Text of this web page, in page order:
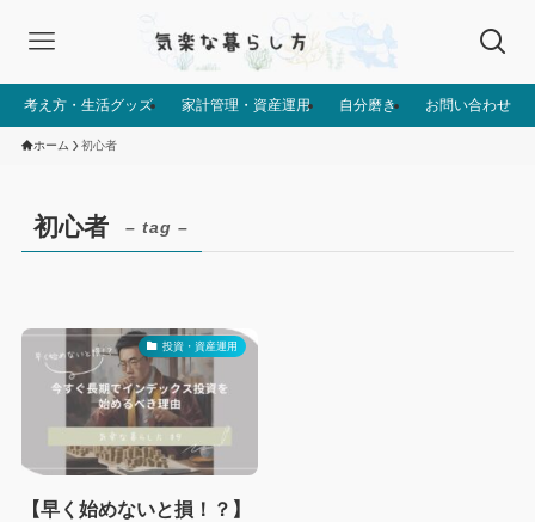
考え方・生活グッズ 家計管理・資産運用 自分磨き お問い合わせ
ホーム 初心者
初心者 – tag –
投資・資産運用
【早く始めないと損！？】